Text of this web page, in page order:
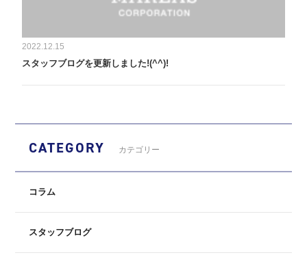
2022.12.15
スタッフブログを更新しました!(^^)!
CATEGORY カテゴリー
コラム
スタッフブログ